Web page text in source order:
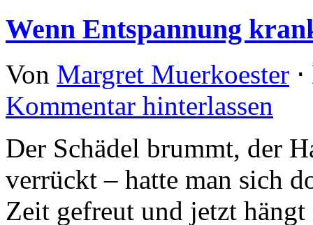
Wenn Entspannung
Von Margret Muerkoester ⋅
Kommentar hinterlassen
Der Schädel brummt, der
verrückt – hatte man sich
Zeit gefreut und jetzt